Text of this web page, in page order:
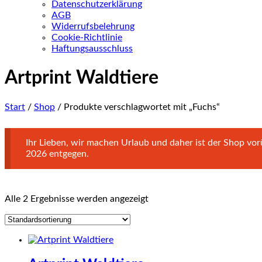
Datenschutzerklärung
AGB
Widerrufsbelehrung
Cookie-Richtlinie
Haftungsausschluss
Artprint Waldtiere
Start / Shop / Produkte verschlagwortet mit „Fuchs“
Ihr Lieben, wir machen Urlaub und daher ist der Shop
2026 entgegen.
Alle 2 Ergebnisse werden angezeigt